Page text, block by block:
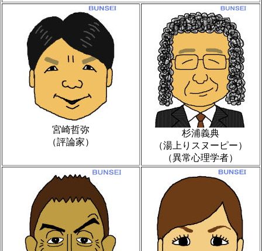
宮崎哲弥
（評論家）
杉浦義典
（湯上りスヌーピー）
（異常心理学者）